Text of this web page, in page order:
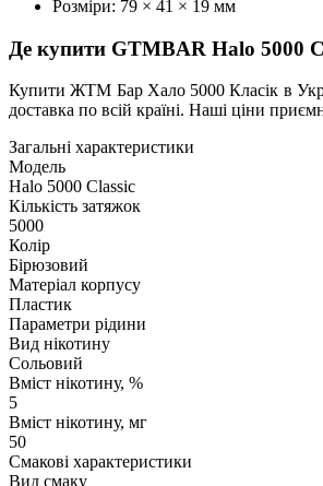
Розміри: 79 × 41 × 19 мм
Де купити GTMBAR Halo 5000
Купити ЖТМ Бар Хало 5000 Класік в
доставка по всій країні. Наші ціни
Загальні характеристики
Модель
Halo 5000 Classic
Кількість затяжок
5000
Колір
Бірюзовий
Матеріал корпусу
Пластик
Параметри рідини
Вид нікотину
Сольовий
Вміст нікотину, %
5
Вміст нікотину, мг
50
Смакові характеристики
Вид смаку